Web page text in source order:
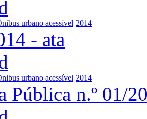
urbano acessível 2014
- ata
urbano acessível 2014
Pública n.º 01/